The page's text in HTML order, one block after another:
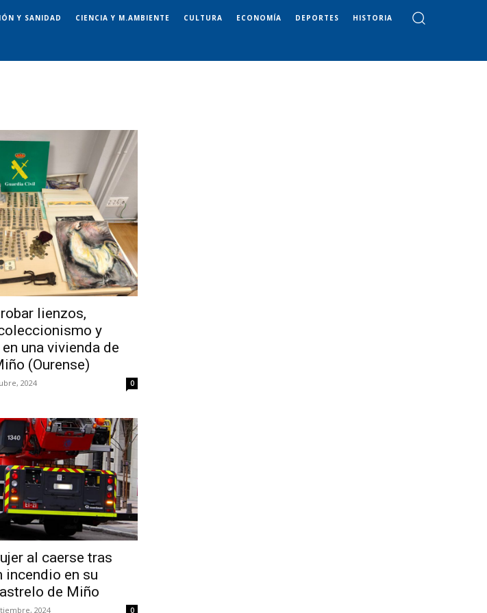
Y SANIDAD CIENCIA Y M.AMBIENTE CULTURA ECONOMÍA DEPORTES HISTORIA
lienzos,
y
una vivienda de
(Ourense)
2024 0
al caerse tras
incendio en su
de Miño
2024 0